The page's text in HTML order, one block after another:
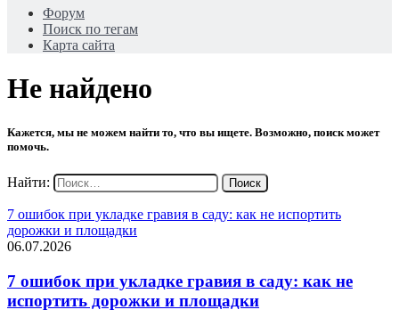
Форум
Поиск по тегам
Карта сайта
Не найдено
Кажется, мы не можем найти то, что вы ищете. Возможно, поиск может
помочь.
Найти:
7 ошибок при укладке гравия в саду: как не испортить
дорожки и площадки
06.07.2026
7 ошибок при укладке гравия в саду: как не
испортить дорожки и площадки